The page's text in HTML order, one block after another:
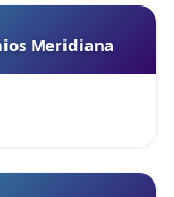
Meridiana